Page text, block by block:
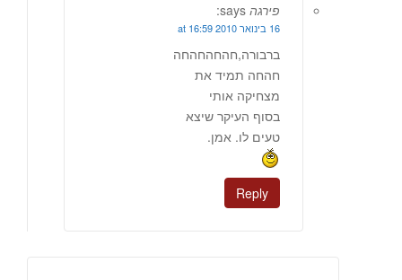
פירגה says:
16 בינואר 2010 at 16:59
ברבורה,חהחהחהחה
חהחה תמיד את
מצחיקה אותי
בסוף העיקר שיצא
טעים לו. אמן.
Reply